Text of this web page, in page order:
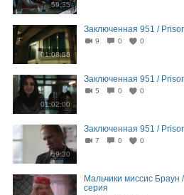
59:35
01:08:56
Заключенная 951 /
9 0 0
01:02:00
Заключенная 951 /
5 0 0
59:30
Заключенная 951 /
7 0 0
Мальчики миссис Браун
серия